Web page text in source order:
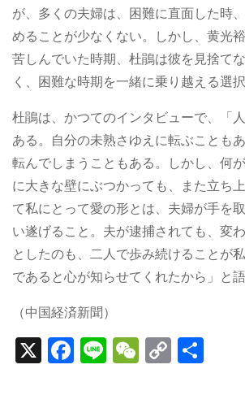
が、多くの夫婦は、困難に直面した時
めることが少なくない。しかし、黄光
苦しんでいた時期、杜鵑は彼を見捨て
く、困難な時期を一緒に乗り越える選択
杜鵑は、かつてのインタビューで、「
ある。自分の未熟さゆえに転ぶことも
転んでしまうこともある。しかし、何
に大きな壁にぶつかっても、また立ち
て私にとって愛の形とは、夫婦が手を
い遂げること。夫が逮捕されても、変
としたのも、二人で歩み続けることが
であると心が知らせてくれたから」と語
（中国経済新聞）
X F
a
Li
n
W
e
C
o